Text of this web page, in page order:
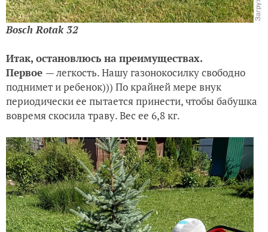
Bosch Rotak 32
Итак, остановлюсь на преимуществах.
Первое — легкость. Нашу газонокосилку свободно
поднимет и ребенок))) По крайней мере внук
периодически ее пытается принести, чтобы бабушка
вовремя скосила траву. Вес ее 6,8 кг.